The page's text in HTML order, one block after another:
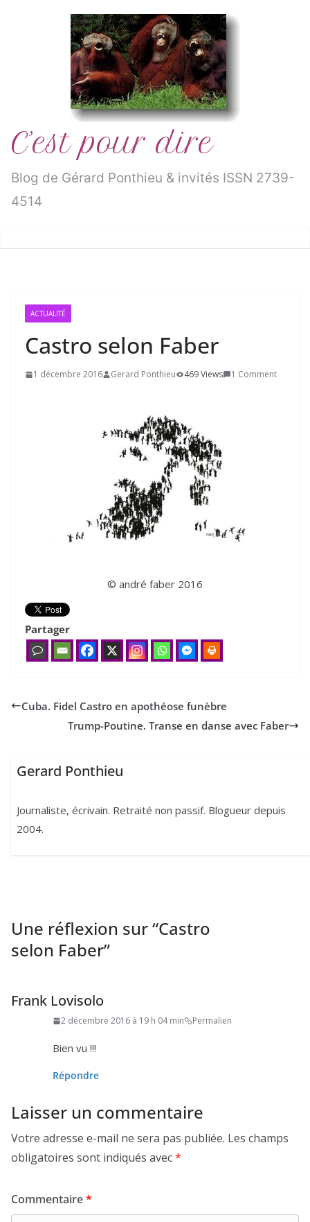
C’est pour dire
Blog de Gérard Ponthieu & invités ISSN 2739-
4514
ACTUALITÉ
Castro selon Faber
1 décembre 2016 Gerard Ponthieu 469 Views 1 Comment
© andré faber 2016
Partager
Cuba. Fidel Castro en apothéose funèbre
Trump-Poutine. Transe en danse avec Faber
Gerard Ponthieu
Journaliste, écrivain. Retraité non passif. Blogueur depuis
2004.
Une réflexion sur “Castro
selon Faber”
Frank Lovisolo
2 décembre 2016 à 19 h 04 min Permalien
Bien vu !!!
Répondre
Laisser un commentaire
Votre adresse e-mail ne sera pas publiée. Les champs
obligatoires sont indiqués avec*
Commentaire*